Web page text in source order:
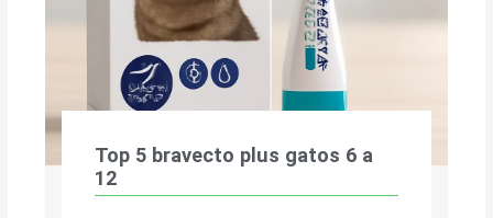
Top 5 bravecto plus gatos 6 a
12